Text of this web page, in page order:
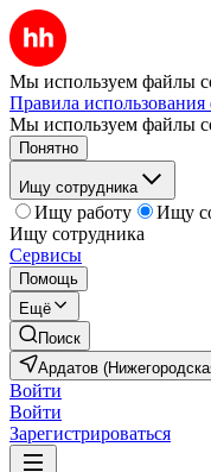
Мы используем файлы
Правила
Мы используем файлы
Понятно
Ищу сотрудника
Ищу работу
Ищу
Ищу сотрудника
Сервисы
Помощь
Ещё
Поиск
Ардатов
Войти
Войти
Зарегистрироваться